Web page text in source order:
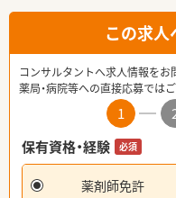
この求
コンサルタントへ求人情報をお
薬局・病院等への直接応募では
1
保有資格・経験
必須
薬剤師免許